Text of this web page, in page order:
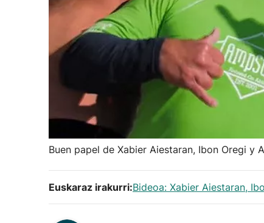
Buen papel de Xabier Aiestaran, Ibon Oregi y
Euskaraz irakurri:Bideoa: Xabier Aiestaran,